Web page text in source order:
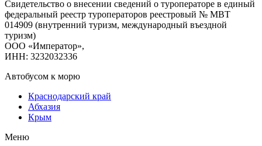
Свидетельство о внесении сведений о туроператоре в единый
федеральный реестр туроператоров реестровый № МВТ
014909 (внутренний туризм, международный въездной
туризм)
ООО «Император»,
ИНН: 3232032336
Автобусом к морю
Краснодарский край
Абхазия
Крым
Меню